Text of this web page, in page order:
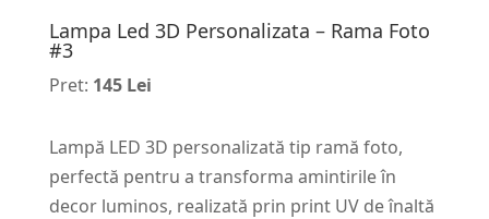
Lampa Led 3D Personalizata – Rama Foto
#3
Pret: 145 Lei
Lampă LED 3D personalizată tip ramă foto,
perfectă pentru a transforma amintirile în
decor luminos, realizată prin print UV de înaltă